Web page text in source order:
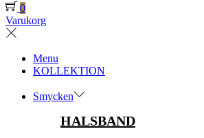
0
Varukorg
Menu
KOLLEKTION
Smycken
HALSBAND